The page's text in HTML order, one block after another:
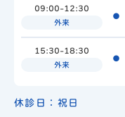
09:00-12:30
外来
●
15:30-18:30
外来
●
休診日：祝日